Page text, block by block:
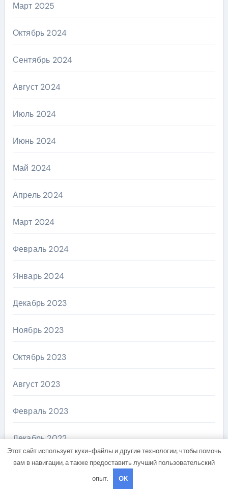
Март 2025
Октябрь 2024
Сентябрь 2024
Август 2024
Июль 2024
Июнь 2024
Май 2024
Апрель 2024
Март 2024
Февраль 2024
Январь 2024
Декабрь 2023
Ноябрь 2023
Октябрь 2023
Август 2023
Февраль 2023
Декабрь 2022
Ноябрь 2018
Этот сайт использует куки-файлы и другие технологии, чтобы помочь
вам в навигации, а также предоставить лучший пользовательский
опыт.
OK